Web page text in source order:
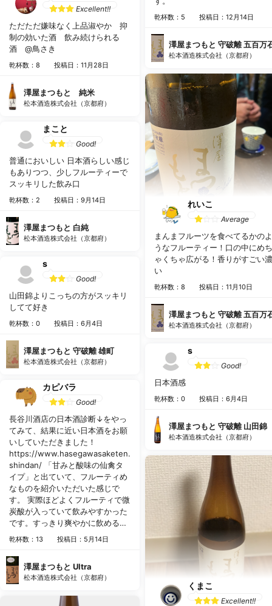
乾杯数：5 投稿日：12月14日
澤屋まつもと 守破離 五百万
松本酒造株式会社（京都府）
Excellent!!
ただただ嫌味なく上品淑やか 抑
制の効いた酒 飲み続けられる
酒 @鳥さき
乾杯数：8 投稿日：11月28日
澤屋まつもと 純米
松本酒造株式会社（京都府）
れいこ
Average
まんまフルーツを食べてるかのよ
うなフルーティー！口の中にめち
ゃくちゃ広がる！香りがすごい濃
い
乾杯数：8 投稿日：11月10日
澤屋まつもと 守破離 五百万
松本酒造株式会社（京都府）
まこと
Good!
普通においしい 日本酒らしい感じ
もありつつ、少しフルーティーで
スッキリした飲み口
乾杯数：2 投稿日：9月14日
澤屋まつもと 白純
松本酒造株式会社（京都府）
s
Good!
山田錦よりこっちの方がスッキリ
してて好き
乾杯数：0 投稿日：6月4日
澤屋まつもと 守破離 雄町
松本酒造株式会社（京都府）
s
Good!
日本酒感
乾杯数：0 投稿日：6月4日
澤屋まつもと 守破離 山田錦
松本酒造株式会社（京都府）
カピバラ
Good!
長谷川酒店の日本酒診断↓をやっ
てみて、結果に近い日本酒をお願
いしていただきました！
https://www.hasegawasaketen.com/nihonshu-
shindan/ 「甘みと酸味の仙禽タ
イプ」と出ていて、フルーティめ
なものを紹介いただいた感じで
す。 実際ほどよくフルーティで微
炭酸が入っていて飲みやすかった
です。すっきり爽やかに飲める日
本酒でした！ ただ最近炭酸がちょ
っと苦手なのでgoodにしてま
す〜
乾杯数：13 投稿日：5月14日
澤屋まつもと Ultra
松本酒造株式会社（京都府）
くまこ
Excellent!!